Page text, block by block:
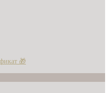
🎁